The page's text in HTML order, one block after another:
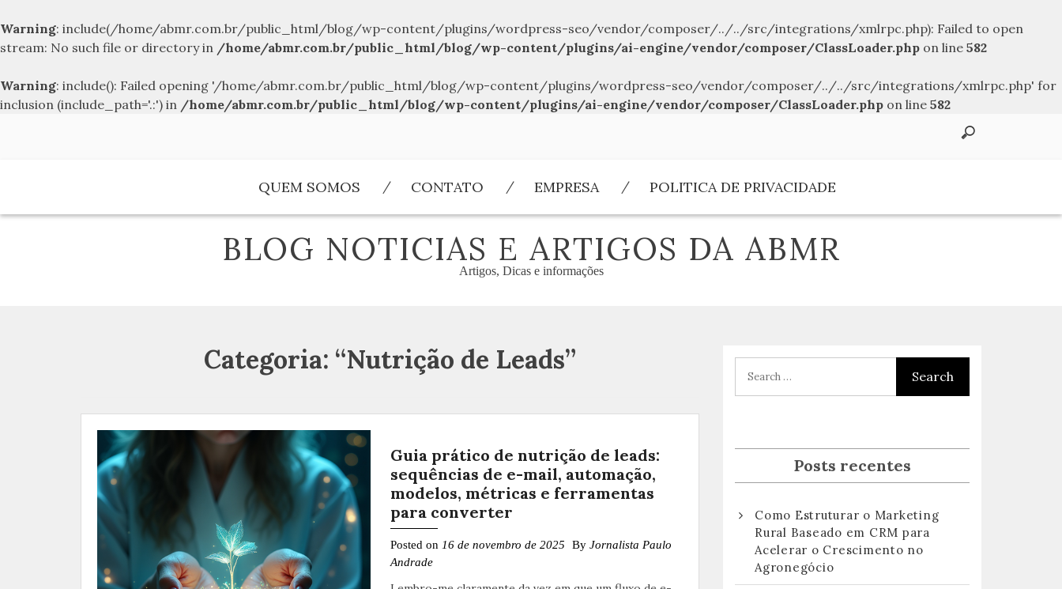
Warning: include(/home/abmr.com.br/public_html/blog/wp-content/plugins/wordpress-seo/vendor/composer/../../src/integrations/xmlrpc.php): Failed to open
stream: No such file or directory in /home/abmr.com.br/public_html/blog/wp-content/plugins/ai-engine/vendor/composer/ClassLoader.php on line 582
Warning: include(): Failed opening '/home/abmr.com.br/public_html/blog/wp-content/plugins/wordpress-seo/vendor/composer/../../src/integrations/xmlrpc.php' for
inclusion (include_path='.:') in /home/abmr.com.br/public_html/blog/wp-content/plugins/ai-engine/vendor/composer/ClassLoader.php on line 582
QUEM SOMOS CONTATO EMPRESA POLITICA DE PRIVACIDADE
BLOG NOTICIAS E ARTIGOS DA ABMR
Artigos, Dicas e informações
Categoria: “Nutrição de Leads”
Guia prático de nutrição de leads:
sequências de e-mail, automação,
modelos, métricas e ferramentas
para converter
Posted on 16 de novembro de 2025 By Jornalista Paulo
Andrade
Posts recentes
Como Estruturar o Marketing
Rural Baseado em CRM para
Acelerar o Crescimento no
Agronegócio